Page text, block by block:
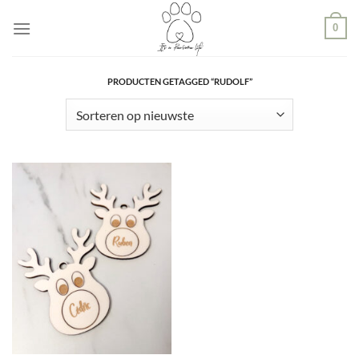
naar
0
PRODUCTEN GETAGGED “RUDOLF”